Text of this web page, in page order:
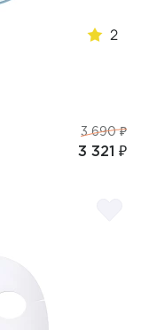
2
3 690 ₽
3 321 ₽